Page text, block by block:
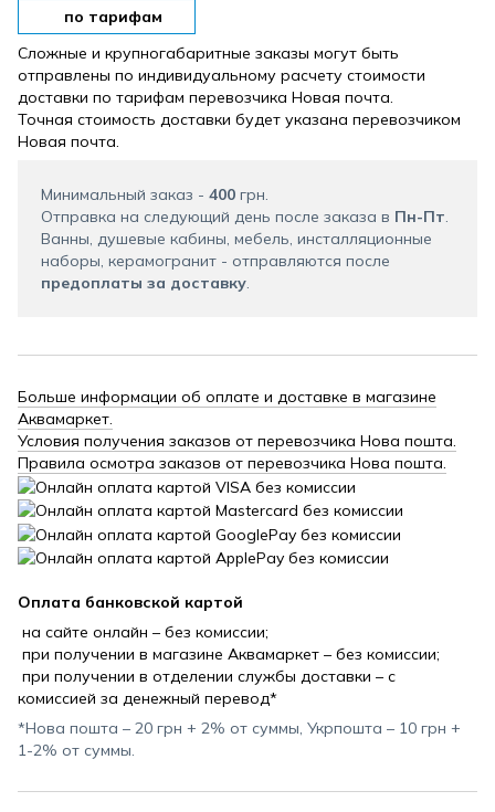
по тарифам
Сложные и крупногабаритные заказы могут быть
отправлены по индивидуальному расчету стоимости
доставки по тарифам перевозчика Новая почта.
Точная стоимость доставки будет указана перевозчиком
Новая почта.
Минимальный заказ - 400 грн.
Отправка на следующий день после заказа в Пн-Пт.
Ванны, душевые кабины, мебель, инсталляционные
наборы, керамогранит - отправляются после
предоплаты за доставку.
Больше информации об оплате и доставке в магазине
Аквамаркет.
Условия получения заказов от перевозчика Нова пошта.
Правила осмотра заказов от перевозчика Нова пошта.
Оплата банковской картой
на сайте онлайн – без комиссии;
при получении в магазине Аквамаркет – без комиссии;
при получении в отделении службы доставки – с
комиссией за денежный перевод*
*Нова пошта – 20 грн + 2% от суммы, Укрпошта – 10 грн +
1-2% от суммы.